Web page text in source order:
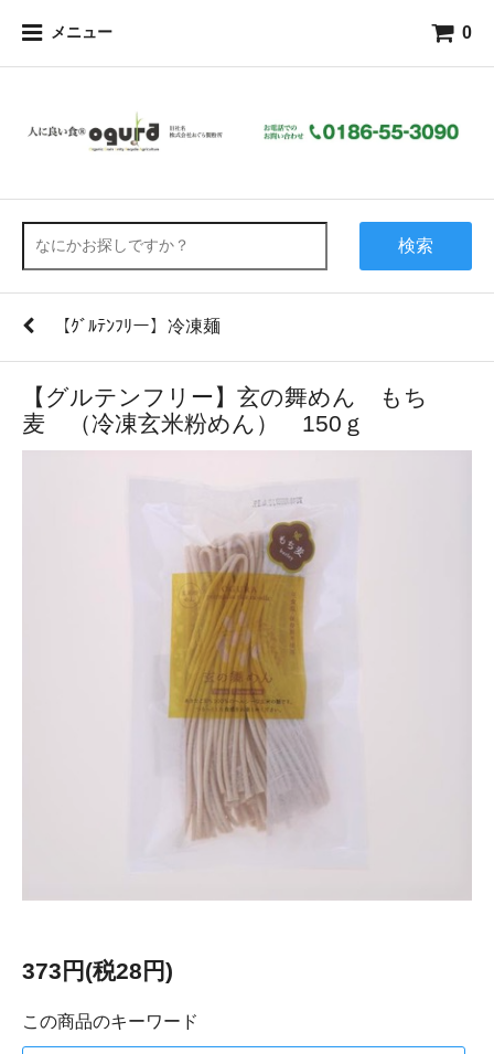
メニュー 0
検索
【ｸﾞﾙﾃﾝﾌﾘー】冷凍麺
【グルテンフリー】玄の舞めん もち
麦 （冷凍玄米粉めん） 150ｇ
373円(税28円)
この商品のキーワード